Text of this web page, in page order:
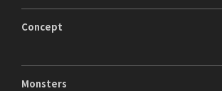
Concept
Monsters